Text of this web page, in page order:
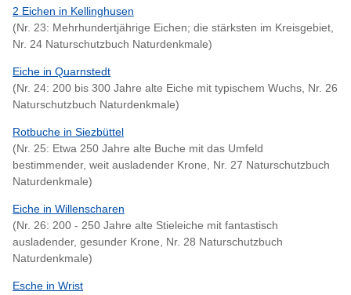
2 Eichen in Kellinghusen
(Nr. 23: Mehrhundertjährige Eichen; die stärksten im Kreisgebiet,
Nr. 24 Naturschutzbuch Naturdenkmale)
Eiche in Quarnstedt
(Nr. 24: 200 bis 300 Jahre alte Eiche mit typischem Wuchs, Nr. 26
Naturschutzbuch Naturdenkmale)
Rotbuche in Siezbüttel
(Nr. 25: Etwa 250 Jahre alte Buche mit das Umfeld
bestimmender, weit ausladender Krone, Nr. 27 Naturschutzbuch
Naturdenkmale)
Eiche in Willenscharen
(Nr. 26: 200 - 250 Jahre alte Stieleiche mit fantastisch
ausladender, gesunder Krone, Nr. 28 Naturschutzbuch
Naturdenkmale)
Esche in Wrist